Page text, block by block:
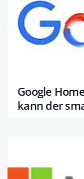
Google
kann der